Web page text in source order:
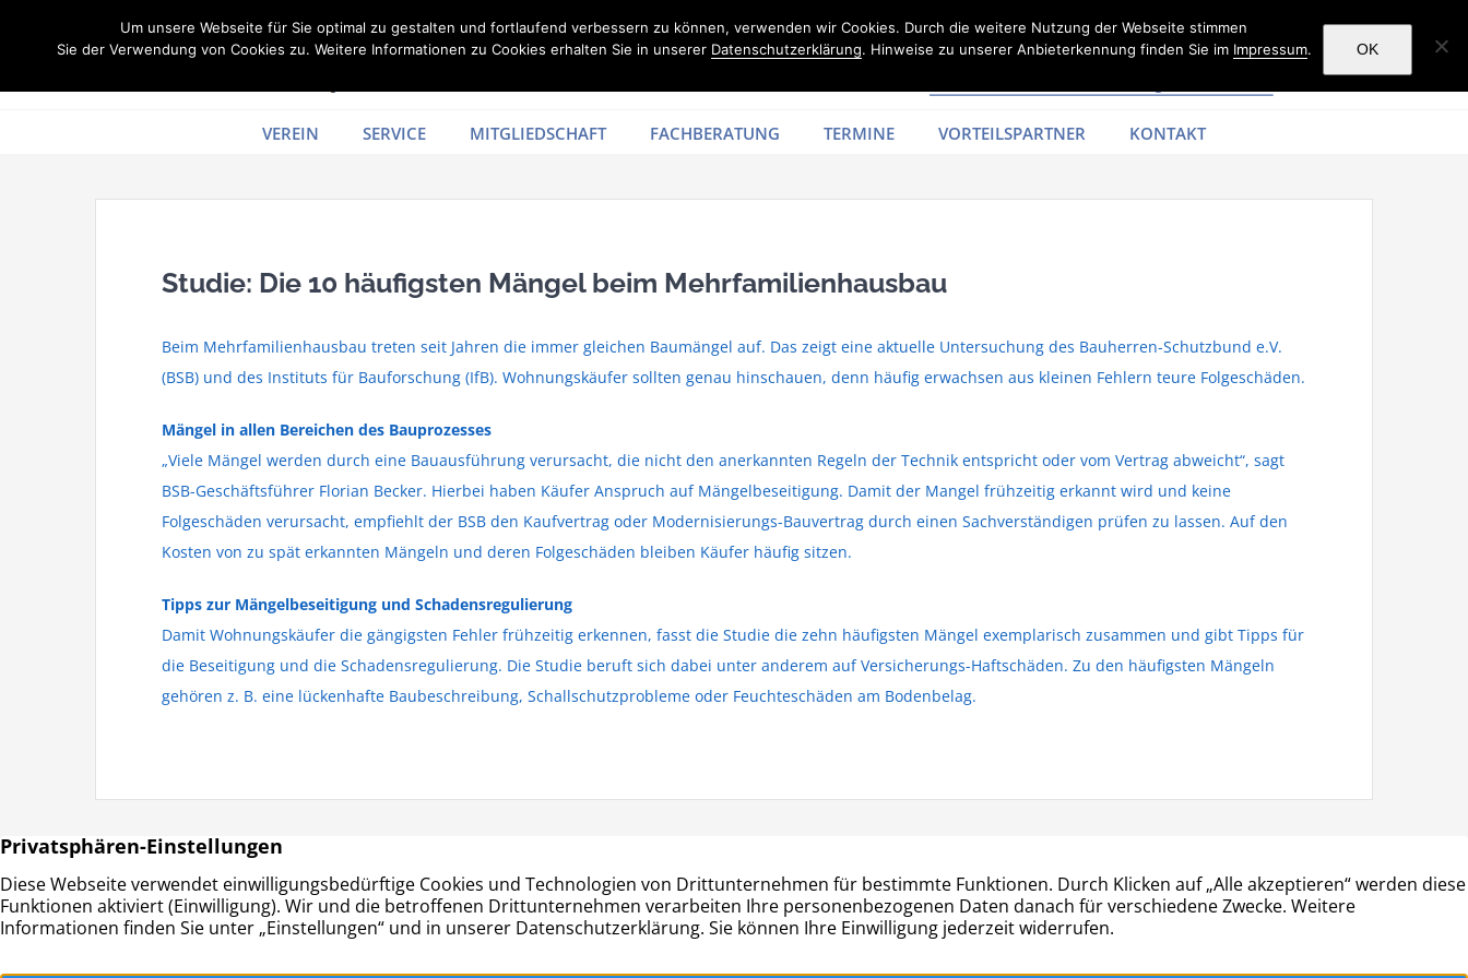
VEREIN SERVICE MITGLIEDSCHAFT FACHBERATUNG TERMINE VORTEILSPARTNER KONTAKT
Studie: Die 10 häufigsten Mängel beim Mehrfamilienhausbau
Beim Mehrfamilienhausbau treten seit Jahren die immer gleichen Baumängel auf. Das zeigt eine aktuelle Untersuchung des Bauherren-Schutzbund e.V.
(BSB) und des Instituts für Bauforschung (IfB). Wohnungskäufer sollten genau hinschauen, denn häufig erwachsen aus kleinen Fehlern teure Folgeschäden.
Mängel in allen Bereichen des Bauprozesses
„Viele Mängel werden durch eine Bauausführung verursacht, die nicht den anerkannten Regeln der Technik entspricht oder vom Vertrag abweicht“, sagt
BSB-Geschäftsführer Florian Becker. Hierbei haben Käufer Anspruch auf Mängelbeseitigung. Damit der Mangel frühzeitig erkannt wird und keine
Folgeschäden verursacht, empfiehlt der BSB den Kaufvertrag oder Modernisierungs-Bauvertrag durch einen Sachverständigen prüfen zu lassen. Auf den
Kosten von zu spät erkannten Mängeln und deren Folgeschäden bleiben Käufer häufig sitzen.
Tipps zur Mängelbeseitigung und Schadensregulierung
Damit Wohnungskäufer die gängigsten Fehler frühzeitig erkennen, fasst die Studie die zehn häufigsten Mängel exemplarisch zusammen und gibt Tipps für
die Beseitigung und die Schadensregulierung. Die Studie beruft sich dabei unter anderem auf Versicherungs-Haftschäden. Zu den häufigsten Mängeln
gehören z. B. eine lückenhafte Baubeschreibung, Schallschutzprobleme oder Feuchteschäden am Bodenbelag.
HAUS & GRUND RAHLSTEDT
Haus- und Grundeigentümerverein
Adresse:
Schweriner Str. 27
Kontakt:
Telefon: 040 – 677 88 66
ÖFFNUNGSZEITEN
Montag • Mittwoch • Freitag: 9:00 – 14:00
Um unsere Webseite für Sie optimal zu gestalten und fortlaufend verbessern zu können, verwenden wir Cookies. Durch die weitere Nutzung der Webseite stimmen
Sie der Verwendung von Cookies zu. Weitere Informationen zu Cookies erhalten Sie in unserer Datenschutzerklärung. Hinweise zu unserer Anbieterkennung finden Sie im Impressum. OK